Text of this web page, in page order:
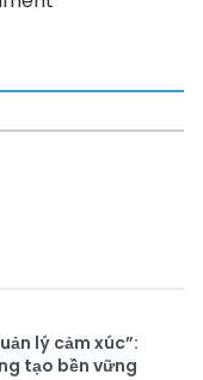
lý cảm xúc”:
tạo bền vững